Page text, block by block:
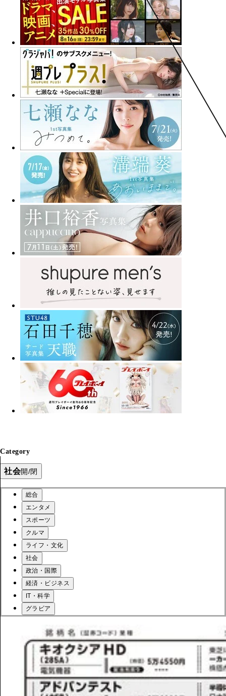
Category
社会開/閉
総合
エンタメ
スポーツ
クルマ
ライフ・文化
社会
政治・国際
経済・ビジネス
IT・科学
グラビア